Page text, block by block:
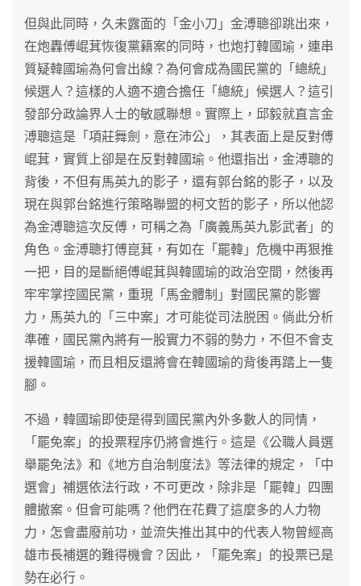
但與此同時，久未露面的「金小刀」金溥聰卻跳出來，
在炮轟傅崐萁恢復黨籍案的同時，也炮打韓國瑜，連串
質疑韓國瑜為何會出線？為何會成為國民黨的「總統」
候選人？這樣的人適不適合擔任「總統」候選人？這引
發部分政論界人士的敏感聯想。實際上，邱毅就直言金
溥聰這是「項莊舞劍，意在沛公」，其表面上是反對傅
崐萁，實質上卻是在反對韓國瑜。他還指出，金溥聰的
背後，不但有馬英九的影子，還有郭台銘的影子，以及
現在與郭台銘進行策略聯盟的柯文哲的影子，所以他認
為金溥聰這次反傅，可稱之為「廣義馬英九影武者」的
角色。金溥聰打傅崑萁，有如在「罷韓」危機中再狠推
一把，目的是斷絕傅崐萁與韓國瑜的政治空間，然後再
牢牢掌控國民黨，重現「馬金體制」對國民黨的影響
力，馬英九的「三中案」才可能從司法脱困。倘此分析
準確，國民黨內將有一股實力不弱的勢力，不但不會支
援韓國瑜，而且相反還將會在韓國瑜的背後再踏上一隻
腳。
不過，韓國瑜即使是得到國民黨內外多數人的同情，
「罷免案」的投票程序仍將會進行。這是《公職人員選
舉罷免法》和《地方自治制度法》等法律的規定，「中
選會」補選依法行政，不可更改，除非是「罷韓」四團
體撤案。但會可能嗎？他們在花費了這麼多的人力物
力，怎會盡廢前功，並流失推出其中的代表人物曾經高
雄市長補選的難得機會？因此，「罷免案」的投票已是
勢在必行。